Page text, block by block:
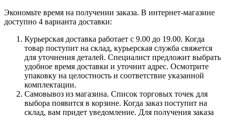
Экономьте время на получении заказа. В интернет-магазине
доступно 4 варианта доставки:
Курьерская доставка работает с 9.00 до 19.00. Когда
товар поступит на склад, курьерская служба свяжется
для уточнения деталей. Специалист предложит выбрать
удобное время доставки и уточнит адрес. Осмотрите
упаковку на целостность и соответствие указанной
комплектации.
Самовывоз из магазина. Список торговых точек для
выбора появится в корзине. Когда заказ поступит на
склад, вам придет уведомление. Для получения заказа